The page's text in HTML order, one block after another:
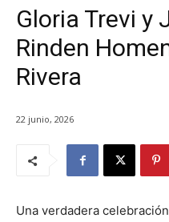
Gloria Trevi y
Rinden
Rivera
22 junio, 2026
Una verdadera